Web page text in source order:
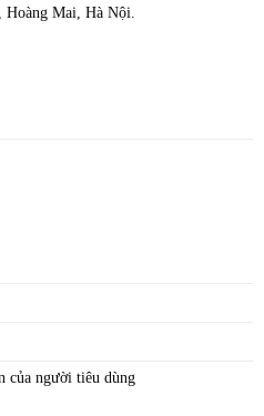
Mai, Hà Nội.
của người tiêu dùng